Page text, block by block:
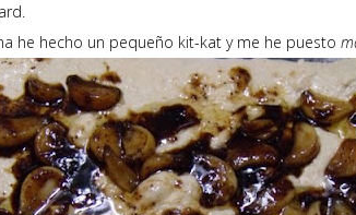
he hecho un pequeño kit-kat y me he puesto